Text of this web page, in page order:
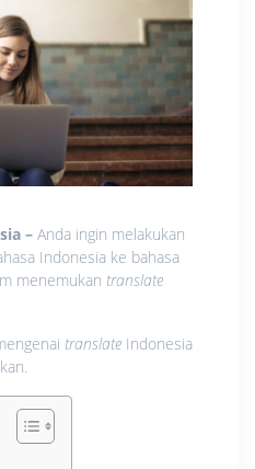
– Anda ingin melakukan
Indonesia ke bahasa
menemukan translate
translate Indonesia